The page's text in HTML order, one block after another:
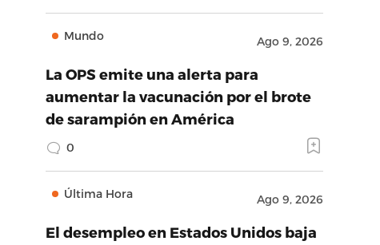
Mundo Ago 9, 2026
La OPS emite una alerta para
aumentar la vacunación por el brote
de sarampión en América
0
Última Hora Ago 9, 2026
El desempleo en Estados Unidos baja